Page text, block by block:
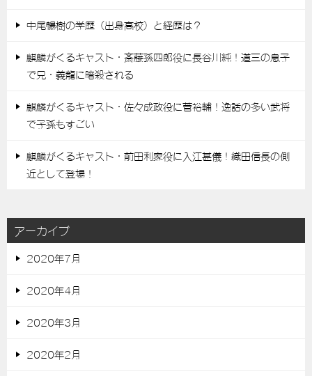
中尾暢樹の学歴（出身高校）と経歴は？
麒麟がくるキャスト・斎藤孫四郎役に長谷川純！道三の息子
で兄・義龍に暗殺される
麒麟がくるキャスト・佐々成政役に菅裕輔！逸話の多い武将
で子孫もすごい
麒麟がくるキャスト・前田利家役に入江甚儀！織田信長の側
近として登場！
アーカイブ
2020年7月
2020年4月
2020年3月
2020年2月